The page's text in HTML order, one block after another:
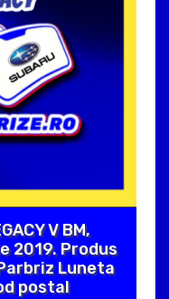
V BM,
2019. Produs
Luneta
postal